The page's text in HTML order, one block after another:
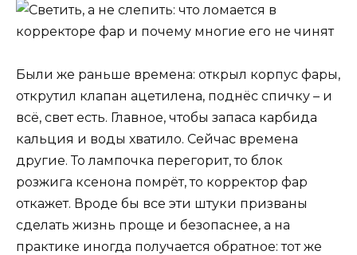
Были же раньше времена: открыл корпус фары,
открутил клапан ацетилена, поднёс спичку – и
всё, свет есть. Главное, чтобы запаса карбида
кальция и воды хватило. Сейчас времена
другие. То лампочка перегорит, то блок
розжига ксенона помрёт, то корректор фар
откажет. Вроде бы все эти штуки призваны
сделать жизнь проще и безопаснее, а на
практике иногда получается обратное: тот же